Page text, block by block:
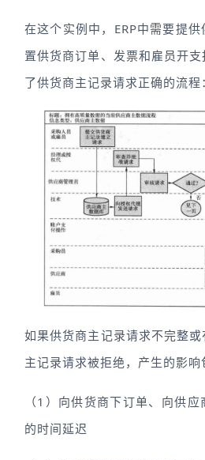
在这个实例中，ERP中需要提
置供货商订单、发票和雇员开
了供货商主记录请求正确的流程：
如果供货商主记录请求不完整
主记录请求被拒绝，产生的影响
（1）向供货商下订单、向供
的时间延迟